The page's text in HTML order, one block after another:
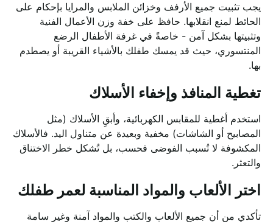
يجب تثبيت جميع الأرفف وخزائن الملابس والمرايا بإحكام على
الحائط لمنع انقلابها. حافظ على خفة وزن الأعمال الفنية
وتثبيتها بشكل آمن - خاصةً في غرفة الأطفال الرضع
المنتسوري، حيث قد يمسك طفلك بالأشياء القريبة أو يصطدم
بها.
تغطية المنافذ وإخفاء الأسلاك
استخدم أغطية للمقابس الكهربائية، وأبقِ الأسلاك (مثل
المصابيح أو الشاشات) مخفية وبعيدة عن متناول اليد. فالأسلاك
المكشوفة لا تُسبب الفوضى فحسب، بل تُشكل خطر الاختناق
والتعثر.
اختر الألعاب والمواد المناسبة لعمر طفلك
تأكدي من أن جميع الألعاب والكتب والمواد آمنة وغير سامة